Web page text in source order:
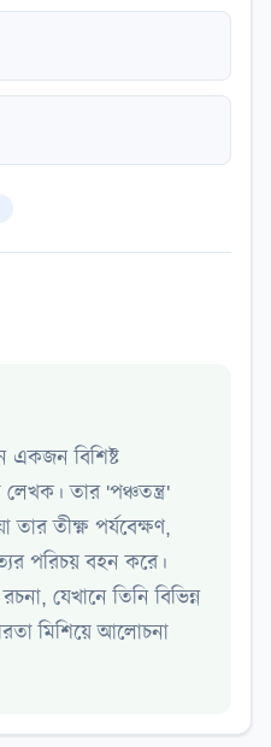
একজন বিশিষ্ট
লেখক। তার 'পঞ্চতন্ত্র'
তার তীক্ষ্ণ পর্যবেক্ষণ,
পরিচয় বহন করে।
যেখানে তিনি বিভিন্ন
মিশিয়ে আলোচনা